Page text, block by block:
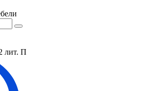
лит. П